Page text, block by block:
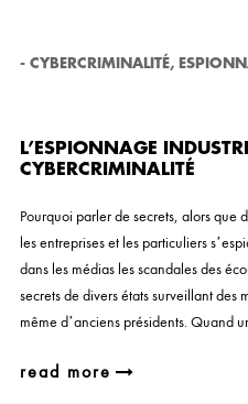
- CYBERCRIMINALITÉ,
L’ESPIONNAGE
CYBERCRIMINALITÉ
Pourquoi parler de secrets, alors que
les entreprises et les particuliers
dans les médias les scandales des
secrets de divers états surveillant des
même d’anciens présidents. Quand
read more